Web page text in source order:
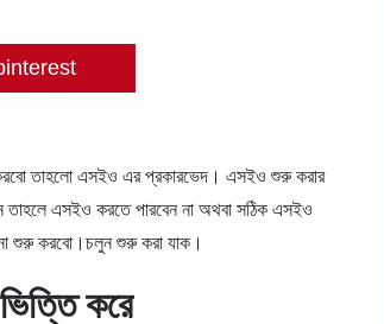
তাহলো এসইও এর প্রকারভেদ। এসইও শুরু করার
এসইও করতে পারবেন না অথবা সঠিক এসইও
শুরু করবো।চলুন শুরু করা যাক।
করে